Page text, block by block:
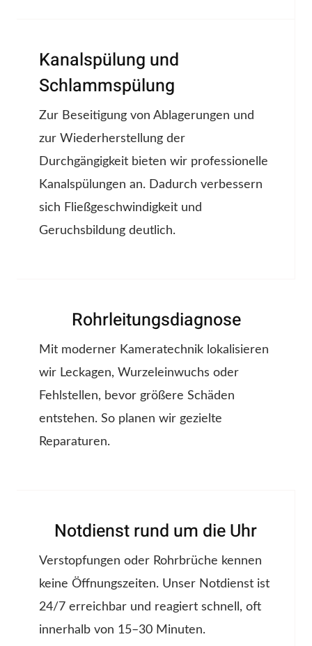
Kanalspülung und
Schlammspülung
Zur Beseitigung von Ablagerungen und
zur Wiederherstellung der
Durchgängigkeit bieten wir professionelle
Kanalspülungen an. Dadurch verbessern
sich Fließgeschwindigkeit und
Geruchsbildung deutlich.
Rohrleitungsdiagnose
Mit moderner Kameratechnik lokalisieren
wir Leckagen, Wurzeleinwuchs oder
Fehlstellen, bevor größere Schäden
entstehen. So planen wir gezielte
Reparaturen.
Notdienst rund um die Uhr
Verstopfungen oder Rohrbrüche kennen
keine Öffnungszeiten. Unser Notdienst ist
24/7 erreichbar und reagiert schnell, oft
innerhalb von 15–30 Minuten.